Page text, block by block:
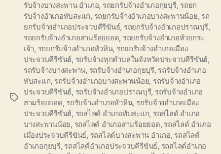
Tags
รับจ้างบางสะพาน อำเภอ, รถยกรับจ้างอำเภอกุยบุรี, รถยก
รับจ้างอำเภอทับสะแก, รถยกรับจ้างอำเภอบางสะพานน้อย, รถ
ยกรับจ้างอำเภอประจวบคีรีขันธ์, รถยกรับจ้างอำเภอปราณบุรี,
รถยกรับจ้างอำเภอสามร้อยยอด, รถยกรับจ้างอำเภอห้วยกระ
เจ้า, รถยกรับจ้างอำเภอหัวหิน, รถยกรับจ้างอำเภอเมือง
ประจวบคีรีขันธ์, รถรับจ้างทุกตำบลในจังหวัดประจวบคีรีขันธ์,
รถรับจ้างบางสะพาน, รถรับจ้างอำเภอกุยบุรี, รถรับจ้างอำเภอ
ทับสะแก, รถรับจ้างอำเภอบางสะพานน้อย, รถรับจ้างอำเภอ
ประจวบคีรีขันธ์, รถรับจ้างอำเภอปราณบุรี, รถรับจ้างอำเภอ
สามร้อยยอด, รถรับจ้างอำเภอหัวหิน, รถรับจ้างอำเภอเมือง
ประจวบคีรีขันธ์, รถสไลด์ อำเภอทับสะแก, รถสไลด์ อำเภอ
บางสะพานน้อย, รถสไลด์ อำเภอสามร้อยยอด, รถสไลด์ อำเภอ
เมืองประจวบคีรีขันธ์, รถสไลด์บางสะพาน อำเภอ, รถสไลด์
อำเภอกุยบุรี, รถสไลด์อำเภอประจวบคีรีขันธ์, รถสไลด์อำเภอ